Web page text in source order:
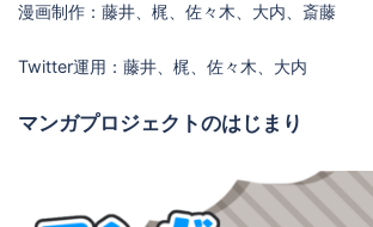
漫画制作：藤井、梶、佐々木、大内、斎藤
Twitter運用：藤井、梶、佐々木、大内
マンガプロジェクトのはじまり